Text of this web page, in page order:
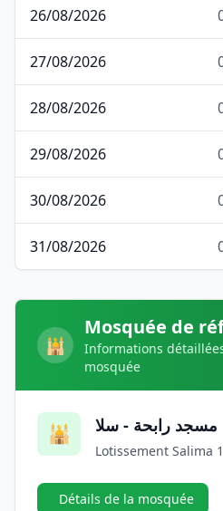
26/08/2026
27/08/2026
28/08/2026
29/08/2026
30/08/2026
31/08/2026
🕌
Mosquée de
Informations
mosquée
🕌 مسجد رابحة - سلا
Lotissement Salima
Détails de la mosquée